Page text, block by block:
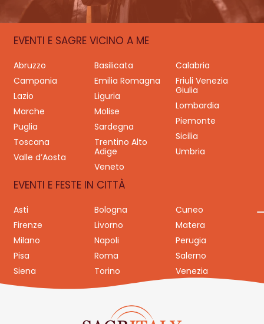
EVENTI E SAGRE VICINO A ME
Abruzzo Basilicata
Calabria
Campania
Emilia Romagna
Friuli Venezia
Giulia
Lazio
Liguria
Lombardia
Marche
Molise
Piemonte
Puglia
Sardegna
Sicilia
Toscana
Trentino Alto
Adige
Umbria
Valle d’Aosta
Veneto
EVENTI E FESTE IN CITTÀ
Asti Bologna
Cuneo
Firenze
Livorno
Matera
Milano
Napoli
Perugia
Pisa
Roma
Salerno
Siena
Torino Venezia